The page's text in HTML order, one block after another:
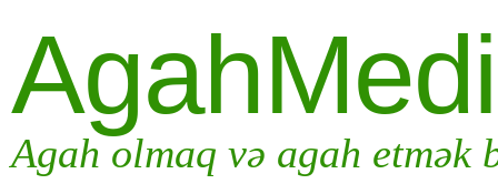
Agah olmaq və agah